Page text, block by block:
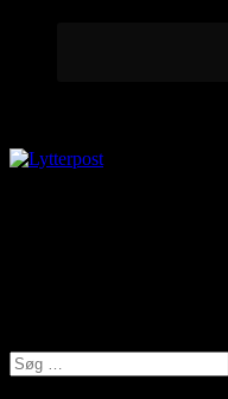
Søg
efter: